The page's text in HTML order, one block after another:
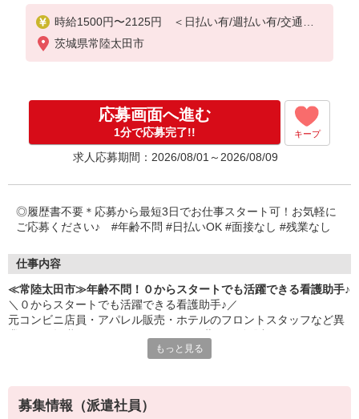
時給1500円〜2125円 ＜日払い有/週払い有/交通費
全支給(ガソリン代含む)＞
茨城県常陸太田市
応募画面へ進む
1分で応募完了!! キープ
求人応募期間：2026/08/01～2026/08/09
◎履歴書不要＊応募から最短3日でお仕事スタート可！お気軽に
ご応募ください♪ #年齢不問 #日払いOK #面接なし #残業なし
仕事内容
≪常陸太田市≫年齢不問！０からスタートでも活躍できる看護助手♪
＼０からスタートでも活躍できる看護助手♪／
元コンビニ店員・アパレル販売・ホテルのフロントスタッフなど異
＊シーツ交換
＊患者さんの誘導
もっと見る
募集情報（派遣社員）